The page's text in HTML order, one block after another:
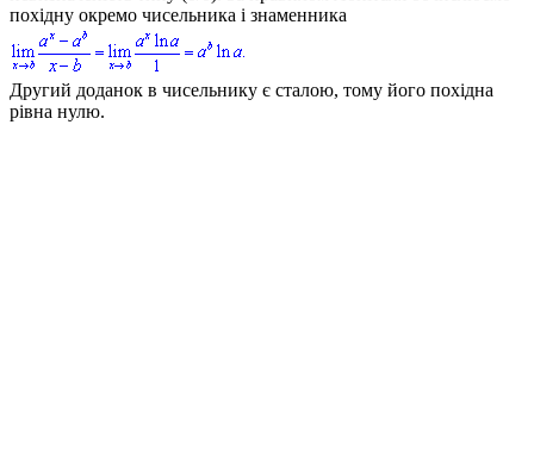
похідну окремо чисельника і знаменника
Другий доданок в чисельнику є сталою, тому його похідна
рівна нулю.